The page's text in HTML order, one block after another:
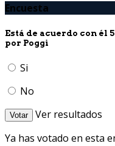
Encuesta
Está de acuerdo con él
por Poggi
Si
No
Votar
Ver resultados
Ya has votado en esta